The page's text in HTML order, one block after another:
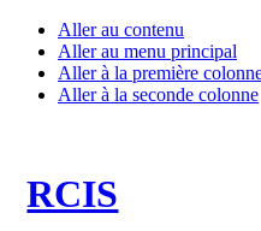
Aller au contenu
Aller au menu principal
Aller à la première
Aller à la seconde colonne
RCIS